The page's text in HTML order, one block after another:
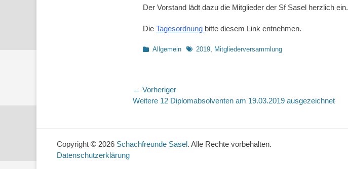
Der Vorstand lädt dazu die Mitglieder der Sf Sasel herzlich ein.
Die Tagesordnung bitte diesem Link entnehmen.
Kategorien
Allgemein Schlagworte
2019, Mitgliederversammlung
Beitragsnavigation
← Vorheriger
Vorheriger
Weitere 12 Diplomabsolventen am 19.03.2019 ausgezeichnet
Copyright © 2026 Schachfreunde Sasel. Alle Rechte vorbehalten.
Datenschutzerklärung